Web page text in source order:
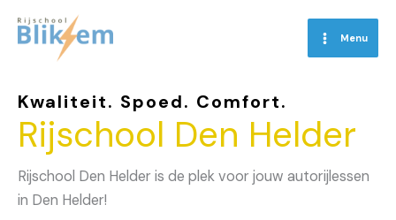
Menu
Kwaliteit. Spoed. Comfort.
Rijschool Den Helder
Rijschool Den Helder is de plek voor jouw autorijlessen
in Den Helder!